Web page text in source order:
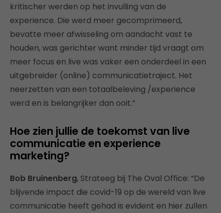
kritischer werden op het invulling van de
experience. Die werd meer gecomprimeerd,
bevatte meer afwisseling om aandacht vast te
houden, was gerichter want minder tijd vraagt om
meer focus en live was vaker een onderdeel in een
uitgebreider (online) communicatietraject. Het
neerzetten van een totaalbeleving /experience
werd en is belangrijker dan ooit.”
Hoe zien jullie de toekomst van live
communicatie en experience
marketing?
Bob Bruinenberg, Strateeg bij The Oval Office: “De
blijvende impact die covid-19 op de wereld van live
communicatie heeft gehad is evident en hier zullen